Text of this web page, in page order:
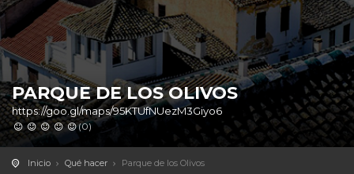
PARQUE DE LOS OLIVOS
https://goo.gl/maps/95KTUfNUezM3Giyo6
(0)
Inicio Qué hacer Parque de los Olivos